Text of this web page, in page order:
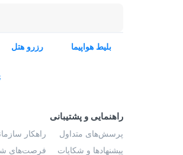
بلیط هواپیما رزرو هتل
راهنمایی و پشتیبانی
پرسش‌های متداول
پیشنهادها و شکایات
راهکار
فرصت‌های